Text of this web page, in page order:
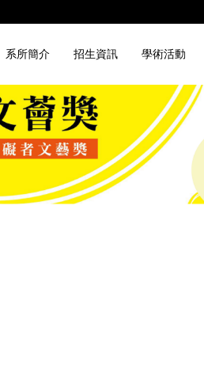
系所簡介 招生資訊 學術活動